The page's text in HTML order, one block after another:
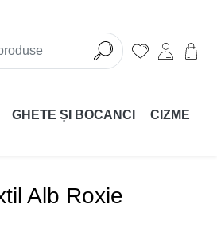
GHETE ȘI BOCANCI
CIZME
Alb Roxie